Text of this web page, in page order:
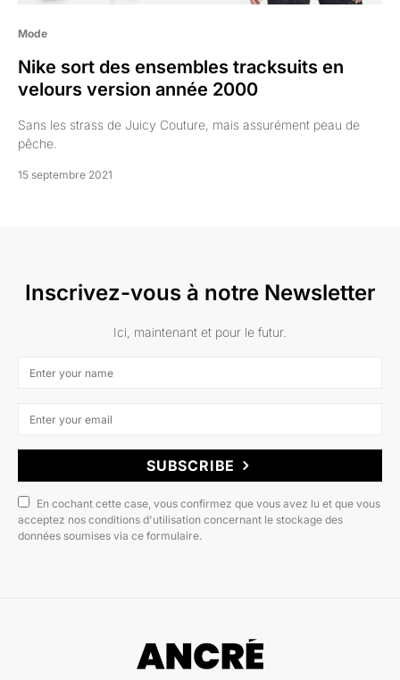
Mode
Nike sort des ensembles tracksuits en
velours version année 2000
Sans les strass de Juicy Couture, mais assurément peau de
pêche.
15 septembre 2021
Inscrivez-vous à notre Newsletter
Ici, maintenant et pour le futur.
SUBSCRIBE
En cochant cette case, vous confirmez que vous avez lu et que vous
acceptez nos conditions d'utilisation concernant le stockage des
données soumises via ce formulaire.